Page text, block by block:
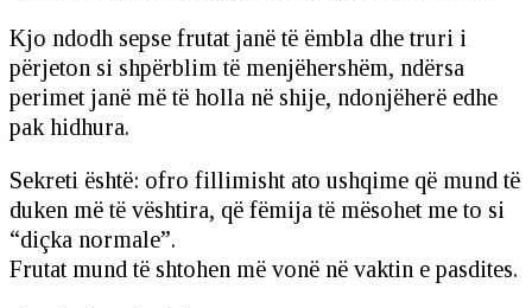
Kjo ndodh sepse frutat janë të ëmbla dhe truri i
përjeton si shpërblim të menjëhershëm, ndërsa
perimet janë më të holla në shije, ndonjëherë edhe
pak hidhura.
Sekreti është: ofro fillimisht ato ushqime që mund të
duken më të vështira, që fëmija të mësohet me to si
“diçka normale”.
Frutat mund të shtohen më vonë në vaktin e pasdites.